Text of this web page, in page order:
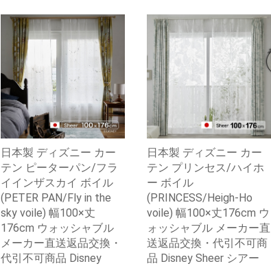
日本製 ディズニー カー
テン ピーターパン/フラ
イインザスカイ ボイル
(PETER PAN/Fly in the
sky voile) 幅100×丈
176cm ウォッシャブル
メーカー直送返品交換・
代引不可商品 Disney
日本製 ディズニー カー
テン プリンセス/ハイホ
ー ボイル
(PRINCESS/Heigh-Ho
voile) 幅100×丈176cm ウ
ォッシャブル メーカー直
送返品交換・代引不可商
品 Disney Sheer シアー